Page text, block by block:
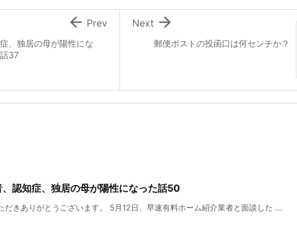
郵便ポストの投函口は何センチか？

Next
、独居の母が陽性にな
37
 Prev
、認知症、独居の母が陽性になった話50
だきありがとうございます。 5月12日、早速有料ホーム紹介業者と面談した ...